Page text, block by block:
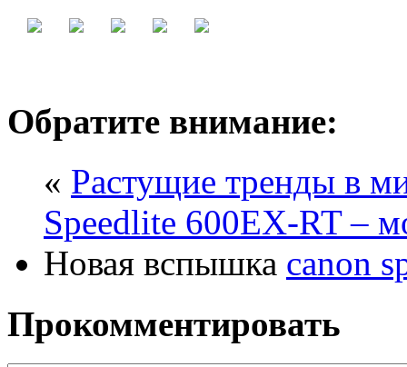
Обратите внимание:
« Растущие тренды в
Speedlite 600EX-RT –
Новая вспышка canon
Прокомментировать